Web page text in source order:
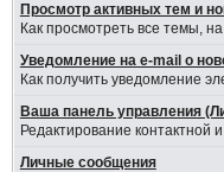
Просмотр активных тем и
Как просмотреть все темы,
Уведомление на е-mail о
Как получить уведомление
Ваша панель управления
Редактирование
Личные сообщения